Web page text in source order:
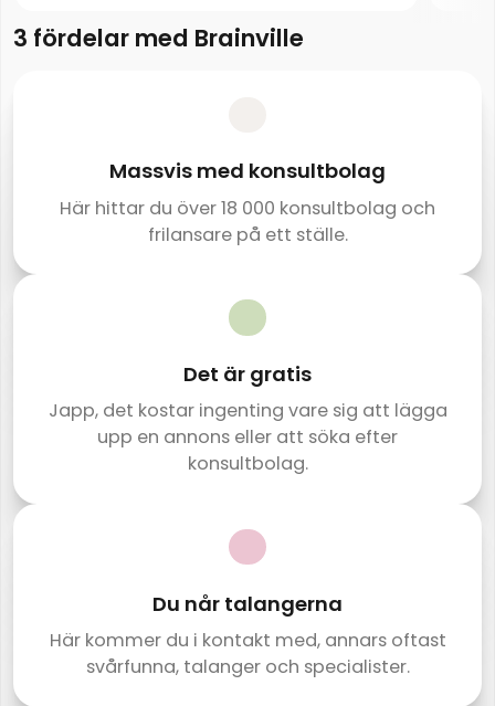
3 fördelar med Brainville
Massvis med konsultbolag
Här hittar du över 18 000 konsultbolag och
frilansare på ett ställe.
Det är gratis
Japp, det kostar ingenting vare sig att lägga
upp en annons eller att söka efter
konsultbolag.
Du når talangerna
Här kommer du i kontakt med, annars oftast
svårfunna, talanger och specialister.